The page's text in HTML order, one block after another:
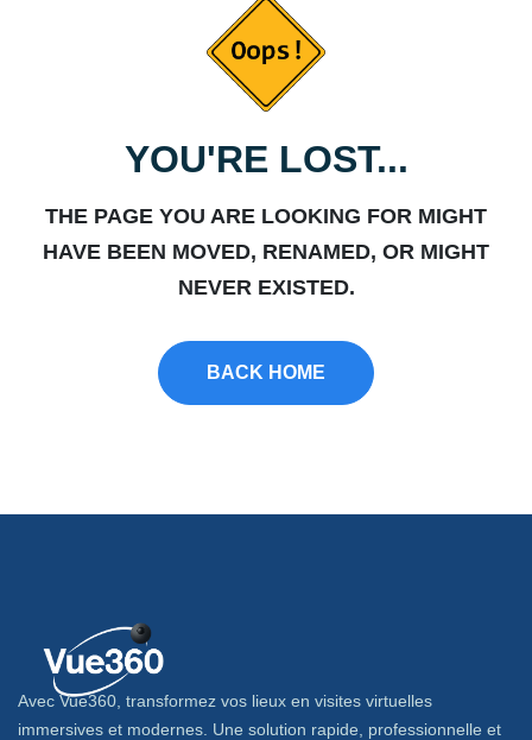
YOU'RE LOST...
THE PAGE YOU ARE LOOKING FOR MIGHT
HAVE BEEN MOVED, RENAMED, OR MIGHT
NEVER EXISTED.
BACK HOME
Avec Vue360, transformez vos lieux en visites virtuelles
immersives et modernes. Une solution rapide, professionnelle et